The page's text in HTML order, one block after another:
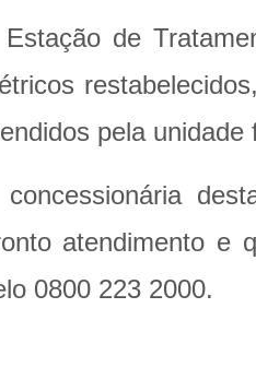
de
pela
atendimento e
0800 223 2000.